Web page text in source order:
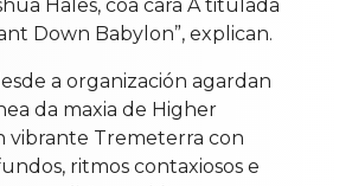
Hales, coa cara A titulada
Down Babylon”, explican.
a organización agardan
da maxia de Higher
vibrante Tremeterra con
ritmos contaxiosos e